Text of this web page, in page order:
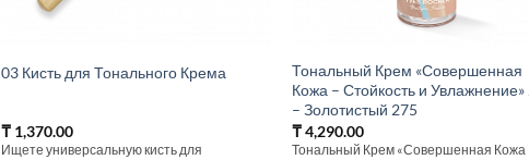
03 Кисть для Тонального Крема
₸ 1,370.00
Ищете универсальную кисть для
Тональный Крем «Совершенная
Кожа – Стойкость и
– Золотистый 275
₸4,290.00
Тональный Крем «Совершенная Кожа